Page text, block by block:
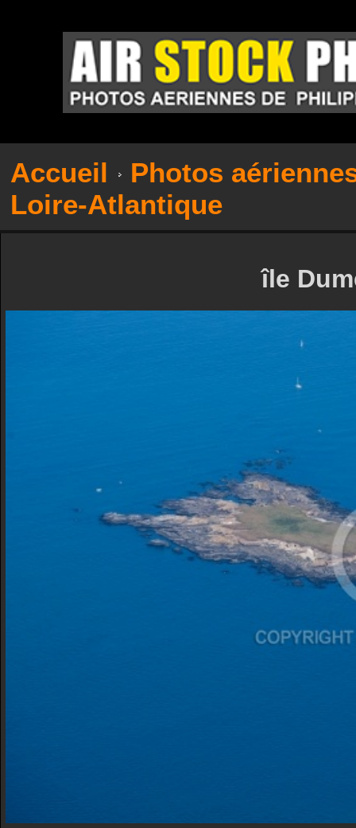
Accueil
Photos
Loire-Atlantique
île